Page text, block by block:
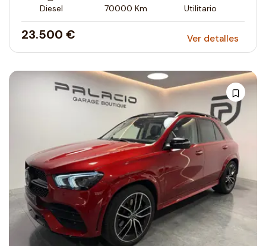
Diesel 70000 Km Utilitario
23.500 € Ver detalles